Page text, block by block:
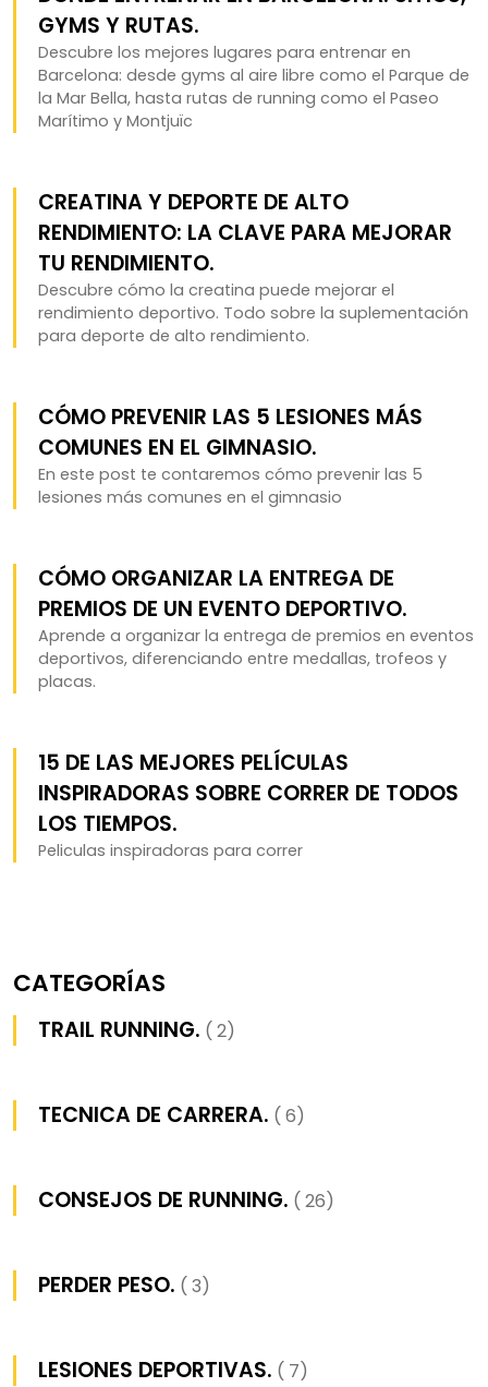
GYMS Y RUTAS.
Descubre los mejores lugares para entrenar en
Barcelona: desde gyms al aire libre como el Parque de
la Mar Bella, hasta rutas de running como el Paseo
Marítimo y Montjuïc
CREATINA Y DEPORTE DE ALTO
RENDIMIENTO: LA CLAVE PARA MEJORAR
TU RENDIMIENTO.
Descubre cómo la creatina puede mejorar el
rendimiento deportivo. Todo sobre la suplementación
para deporte de alto rendimiento.
CÓMO PREVENIR LAS 5 LESIONES MÁS
COMUNES EN EL GIMNASIO.
En este post te contaremos cómo prevenir las 5
lesiones más comunes en el gimnasio
CÓMO ORGANIZAR LA ENTREGA DE
PREMIOS DE UN EVENTO DEPORTIVO.
Aprende a organizar la entrega de premios en eventos
deportivos, diferenciando entre medallas, trofeos y
placas.
15 DE LAS MEJORES PELÍCULAS
INSPIRADORAS SOBRE CORRER DE TODOS
LOS TIEMPOS.
Peliculas inspiradoras para correr
CATEGORÍAS
TRAIL RUNNING. ( 2)
TECNICA DE CARRERA. ( 6)
CONSEJOS DE RUNNING. ( 26)
PERDER PESO. ( 3)
LESIONES DEPORTIVAS. ( 7)